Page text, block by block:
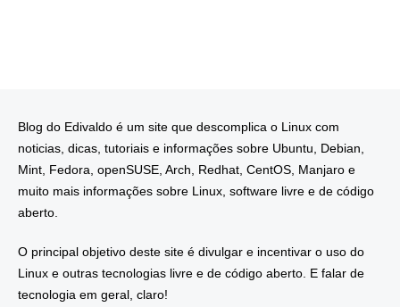
Blog do Edivaldo é um site que descomplica o Linux com
noticias, dicas, tutoriais e informações sobre Ubuntu, Debian,
Mint, Fedora, openSUSE, Arch, Redhat, CentOS, Manjaro e
muito mais informações sobre Linux, software livre e de código
aberto.
O principal objetivo deste site é divulgar e incentivar o uso do
Linux e outras tecnologias livre e de código aberto. E falar de
tecnologia em geral, claro!